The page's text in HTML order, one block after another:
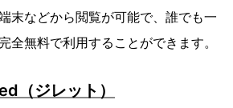
末などから閲覧が可能で、誰でも一
全無料で利用することができます。
（ジレット）